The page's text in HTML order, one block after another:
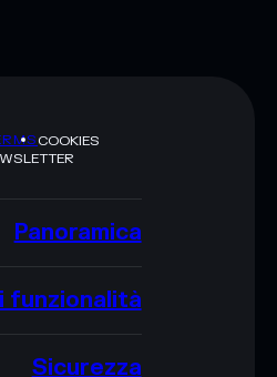
COOKIES
Panoramica
funzionalità
Sicurezza